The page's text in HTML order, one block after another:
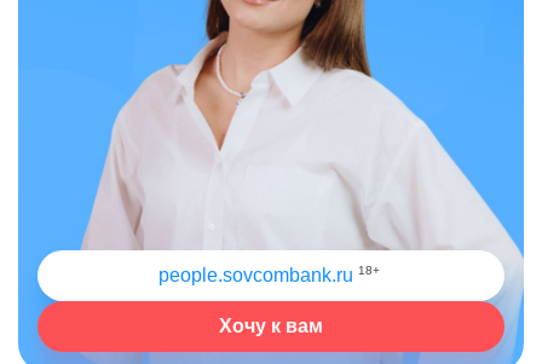
people.sovcombank.ru 18+
Хочу к вам